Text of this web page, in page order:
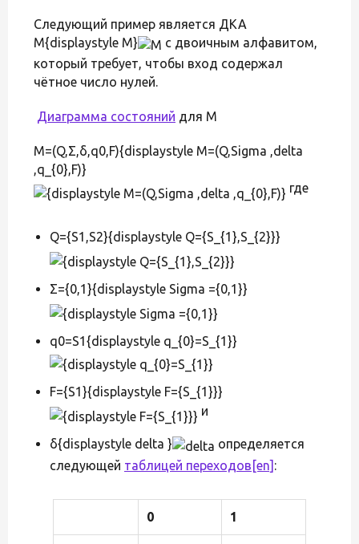
Следующий пример является ДКА
M{displaystyle M}
с двоичным алфавитом,
который требует, чтобы вход содержал
чётное число нулей.
Диаграмма состояний для M
M=(Q,Σ,δ,q0,F){displaystyle M=(Q,Sigma ,delta
,q_{0},F)}
где
Q={S1,S2}{displaystyle Q={S_{1},S_{2}}}
Σ={0,1}{displaystyle Sigma ={0,1}}
q0=S1{displaystyle q_{0}=S_{1}}
F={S1}{displaystyle F={S_{1}}}
и
δ{displaystyle delta }
определяется
следующей таблицей переходов [en] :
0 1